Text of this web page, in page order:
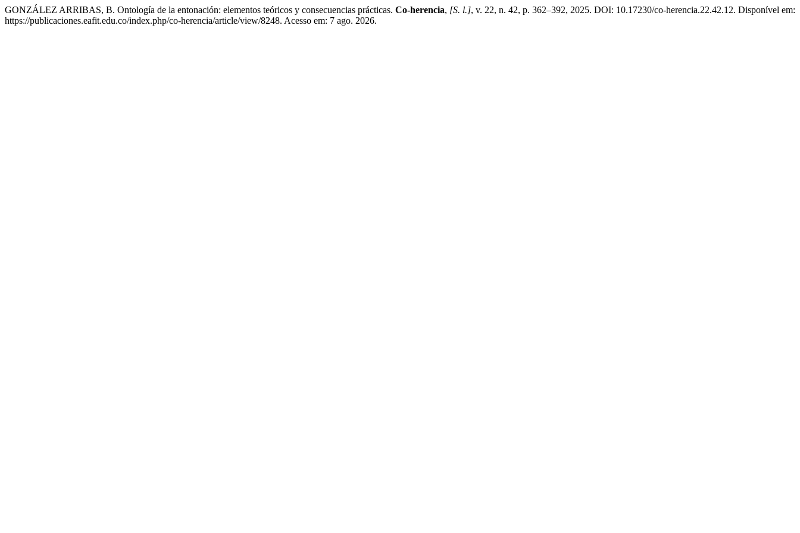
GONZÁLEZ ARRIBAS, B. Ontología de la entonación: elementos teóricos y consecuencias prácticas. Co-herencia, [S. l.], v. 22, n. 42, p. 362–392, 2025. DOI: 10.17230/co-herencia.22.42.12. Disponível em:
https://publicaciones.eafit.edu.co/index.php/co-herencia/article/view/8248. Acesso em: 7 ago. 2026.